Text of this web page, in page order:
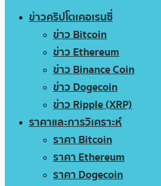
ข่าวคริปโตเคอเรนซี่
ข่าว Bitcoin
ข่าว Ethereum
ข่าว Binance Coin
ข่าว Dogecoin
ข่าว Ripple (XRP)
ราคาและการวิเคราะห์
ราคา Bitcoin
ราคา Ethereum
ราคา Dogecoin